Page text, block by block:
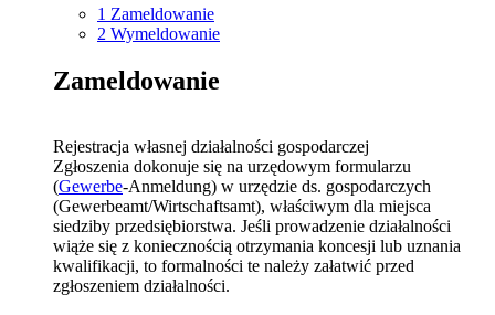
1 Zameldowanie
2 Wymeldowanie
Zameldowanie
Rejestracja własnej działalności gospodarczej
Zgłoszenia dokonuje się na urzędowym formularzu
(Gewerbe-Anmeldung) w urzędzie ds. gospodarczych
(Gewerbeamt/Wirtschaftsamt), właściwym dla miejsca
siedziby przedsiębiorstwa. Jeśli prowadzenie działalności
wiąże się z koniecznością otrzymania koncesji lub uznania
kwalifikacji, to formalności te należy załatwić przed
zgłoszeniem działalności.